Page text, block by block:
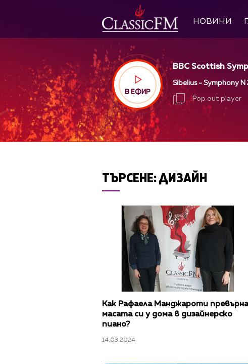
НОВИНИ
В ЕФИР
BBC Scottish
Sibelius - Symphony N
Pop out player
ТЪРСЕНЕ:ДИЗАЙН
Как Рафаела Манджароти превърна
масата си у дома в дизайнерско
пиано?
14.03.2024